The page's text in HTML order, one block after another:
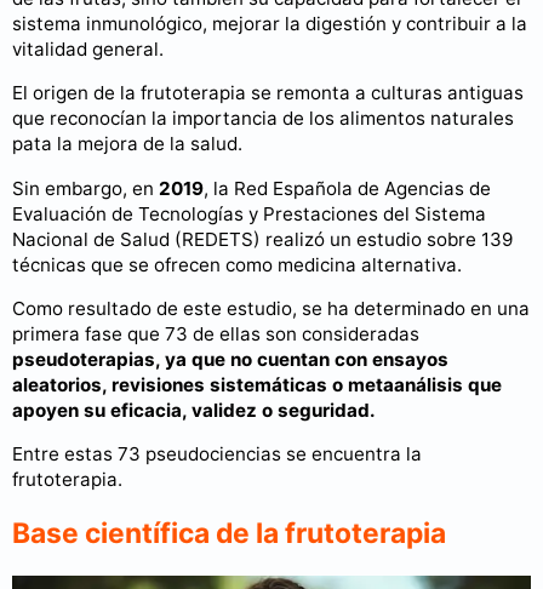
sistema inmunológico, mejorar la digestión y contribuir a la
vitalidad general.
El origen de la frutoterapia se remonta a culturas antiguas
que reconocían la importancia de los alimentos naturales
pata la mejora de la salud.
Sin embargo, en 2019, la Red Española de Agencias de
Evaluación de Tecnologías y Prestaciones del Sistema
Nacional de Salud (REDETS) realizó un estudio sobre 139
técnicas que se ofrecen como medicina alternativa.
Como resultado de este estudio, se ha determinado en una
primera fase que 73 de ellas son consideradas
pseudoterapias, ya que no cuentan con ensayos
aleatorios, revisiones sistemáticas o metaanálisis que
apoyen su eficacia, validez o seguridad.
Entre estas 73 pseudociencias se encuentra la
frutoterapia.
Base científica de la frutoterapia